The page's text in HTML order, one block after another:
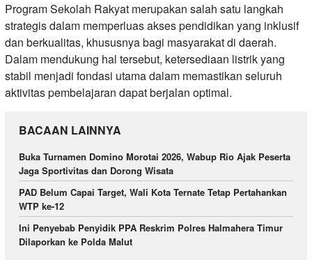
Program Sekolah Rakyat merupakan salah satu langkah
strategis dalam memperluas akses pendidikan yang inklusif
dan berkualitas, khususnya bagi masyarakat di daerah.
Dalam mendukung hal tersebut, ketersediaan listrik yang
stabil menjadi fondasi utama dalam memastikan seluruh
aktivitas pembelajaran dapat berjalan optimal.
BACAAN LAINNYA
Buka Turnamen Domino Morotai 2026, Wabup Rio Ajak Peserta
Jaga Sportivitas dan Dorong Wisata
PAD Belum Capai Target, Wali Kota Ternate Tetap Pertahankan
WTP ke-12
Ini Penyebab Penyidik PPA Reskrim Polres Halmahera Timur
Dilaporkan ke Polda Malut